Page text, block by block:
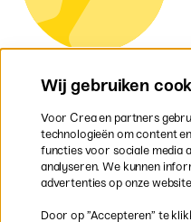
Wij gebruiken
Voor Crea en partners
technologieën om content
functies voor sociale media
analyseren. We kunnen
advertenties op onze
Door op ”Accepteren” te